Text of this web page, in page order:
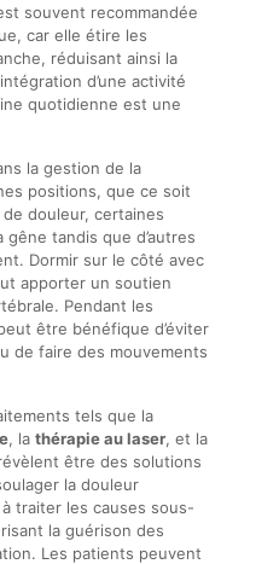
souvent recommandée
car elle étire les
réduisant ainsi la
d’une activité
quotidienne est une
la gestion de la
positions, que ce soit
douleur, certaines
tandis que d’autres
Dormir sur le côté avec
apporter un soutien
Pendant les
être bénéfique d’éviter
de faire des mouvements
tels que la
, la thérapie au laser, et la
être des solutions
la douleur
traiter les causes sous-
la guérison des
Les patients peuvent